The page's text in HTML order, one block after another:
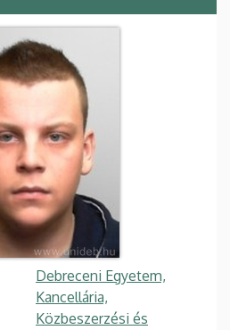
Debreceni Egyetem,
Kancellária,
Közbeszerzési és